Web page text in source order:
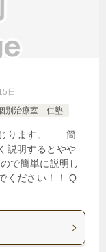
日
別治療室 仁塾
じります。 簡
説明するとやや
で簡単に説明し
ください！！ Q